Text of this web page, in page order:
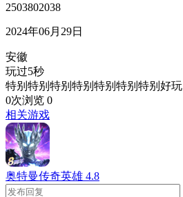
2503802038
2024年06月29日
安徽
玩过5秒
特别特别特别特别特别特别特别好玩
0次浏览 0
相关游戏
奥特曼传奇英雄 4.8